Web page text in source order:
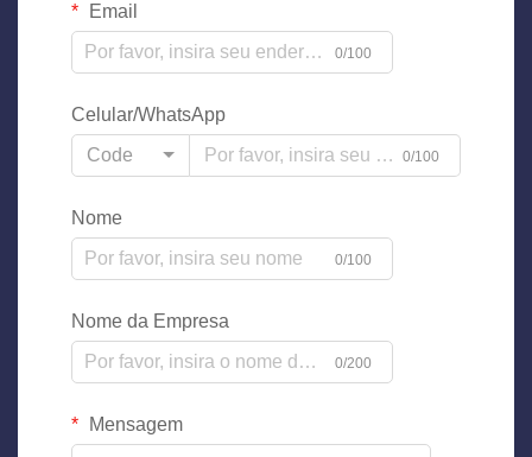
Email
0/100
Celular/WhatsApp
Code
0/100
Nome
0/100
Nome da Empresa
0/200
Mensagem